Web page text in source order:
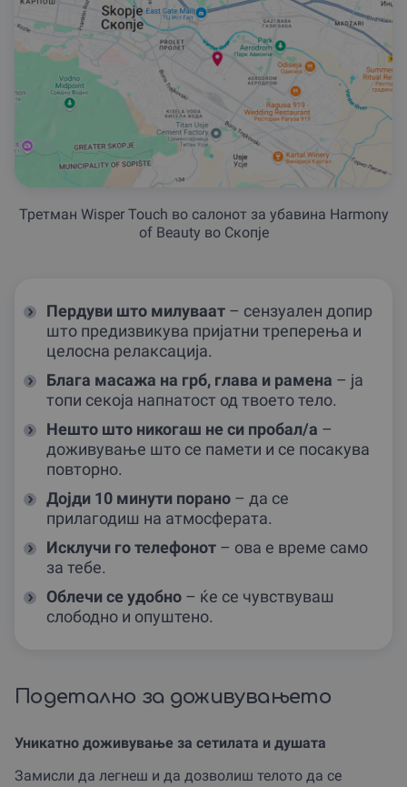
Третман Wisper Touch во салонот за убавина Harmony
of Beauty во Скопје
Пердуви што милуваат – сензуален допир
што предизвикува пријатни треперења и
целосна релаксација.
Блага масажа на грб, глава и рамена – ја
топи секоја напнатост од твоето тело.
Нешто што никогаш не си пробал/а –
доживување што се памети и се посакува
повторно.
Дојди 10 минути порано – да се
прилагодиш на атмосферата.
Исклучи го телефонот – ова е време само
за тебе.
Облечи се удобно – ќе се чувствуваш
слободно и опуштено.
Подетално за доживувањето
Уникатно доживување за сетилата и душата
Замисли да легнеш и да дозволиш телото да се